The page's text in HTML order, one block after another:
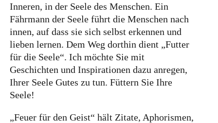
Inneren, in der Seele des Menschen. Ein
Fährmann der Seele führt die Menschen nach
innen, auf dass sie sich selbst erkennen und
lieben lernen. Dem Weg dorthin dient „Futter
für die Seele“. Ich möchte Sie mit
Geschichten und Inspirationen dazu anregen,
Ihrer Seele Gutes zu tun. Füttern Sie Ihre
Seele!
„Feuer für den Geist“ hält Zitate, Aphorismen,